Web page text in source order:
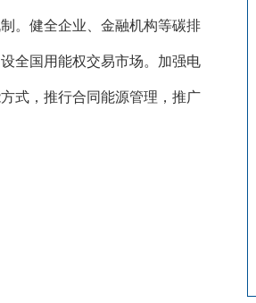
。健全企业、金融机构等碳排
全国用能权交易市场。加强电
式，推行合同能源管理，推广